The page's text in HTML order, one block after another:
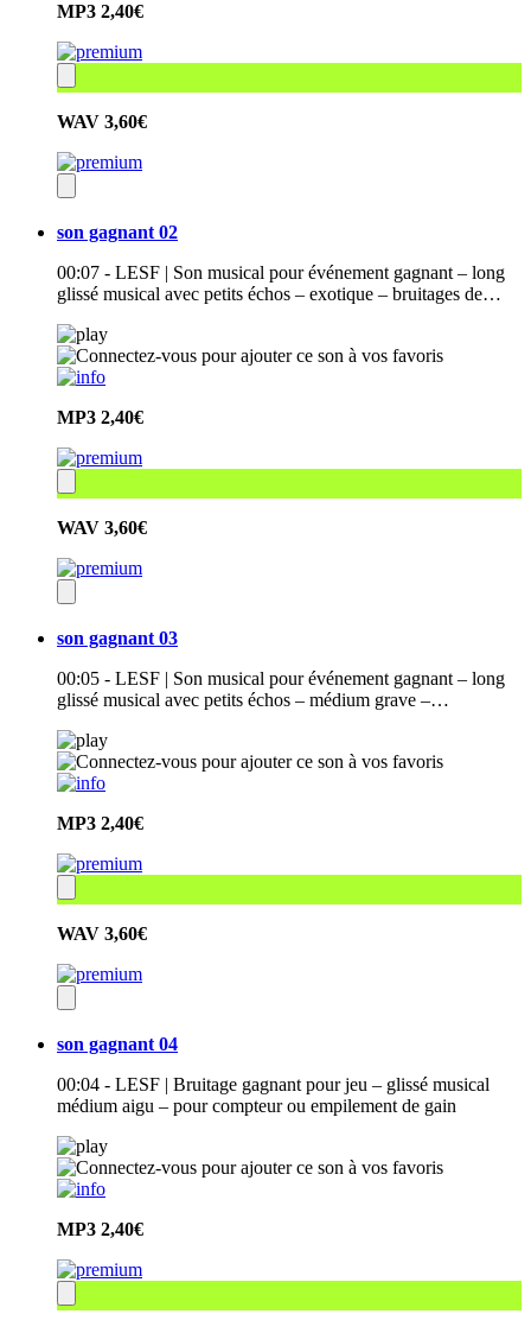
MP3 2,40€
WAV 3,60€
son gagnant 02
00:07 - LESF | Son musical pour événement gagnant – long
glissé musical avec petits échos – exotique – bruitages de…
MP3 2,40€
WAV 3,60€
son gagnant 03
00:05 - LESF | Son musical pour événement gagnant – long
glissé musical avec petits échos – médium grave –…
MP3 2,40€
WAV 3,60€
son gagnant 04
00:04 - LESF | Bruitage gagnant pour jeu – glissé musical
médium aigu – pour compteur ou empilement de gain
MP3 2,40€